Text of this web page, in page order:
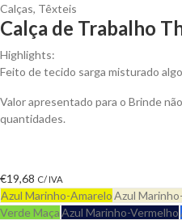
Calças, Têxteis
Calça de Trabalho
Highlights:
Feito de tecido sarga misturado
Valor apresentado para o Brinde
quantidades.
€19,68 C/ IVA
Azul Marinho-AmareloAzul
Verde MaçaAzul Marinho-Vermelho